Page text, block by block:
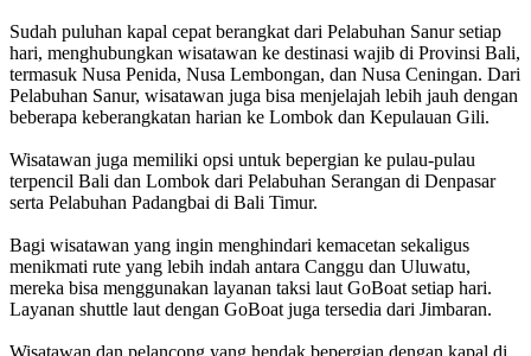
Sudah puluhan kapal cepat berangkat dari Pelabuhan Sanur setiap
hari, menghubungkan wisatawan ke destinasi wajib di Provinsi Bali,
termasuk Nusa Penida, Nusa Lembongan, dan Nusa Ceningan. Dari
Pelabuhan Sanur, wisatawan juga bisa menjelajah lebih jauh dengan
beberapa keberangkatan harian ke Lombok dan Kepulauan Gili.
Wisatawan juga memiliki opsi untuk bepergian ke pulau-pulau
terpencil Bali dan Lombok dari Pelabuhan Serangan di Denpasar
serta Pelabuhan Padangbai di Bali Timur.
Bagi wisatawan yang ingin menghindari kemacetan sekaligus
menikmati rute yang lebih indah antara Canggu dan Uluwatu,
mereka bisa menggunakan layanan taksi laut GoBoat setiap hari.
Layanan shuttle laut dengan GoBoat juga tersedia dari Jimbaran.
Wisatawan dan pelancong yang hendak bepergian dengan kapal di